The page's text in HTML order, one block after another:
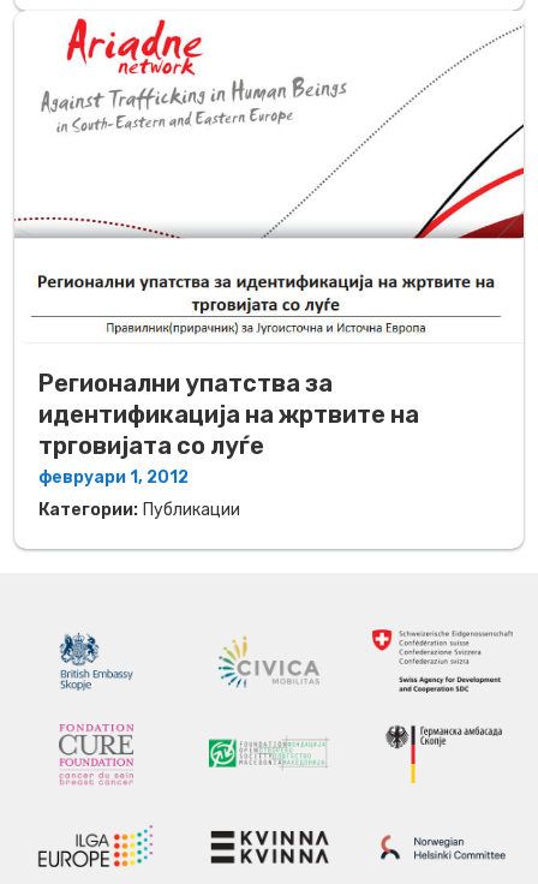
Регионални упатства за
идентификација на жртвите на
трговијата со луѓе
февруари 1, 2012
Категории: Публикации